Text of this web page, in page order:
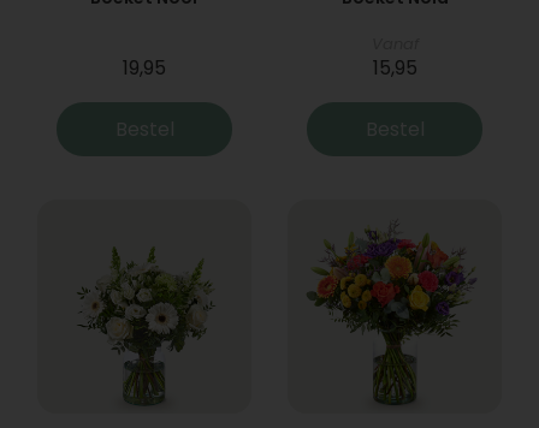
19,95
Bestel
15,95
Bestel